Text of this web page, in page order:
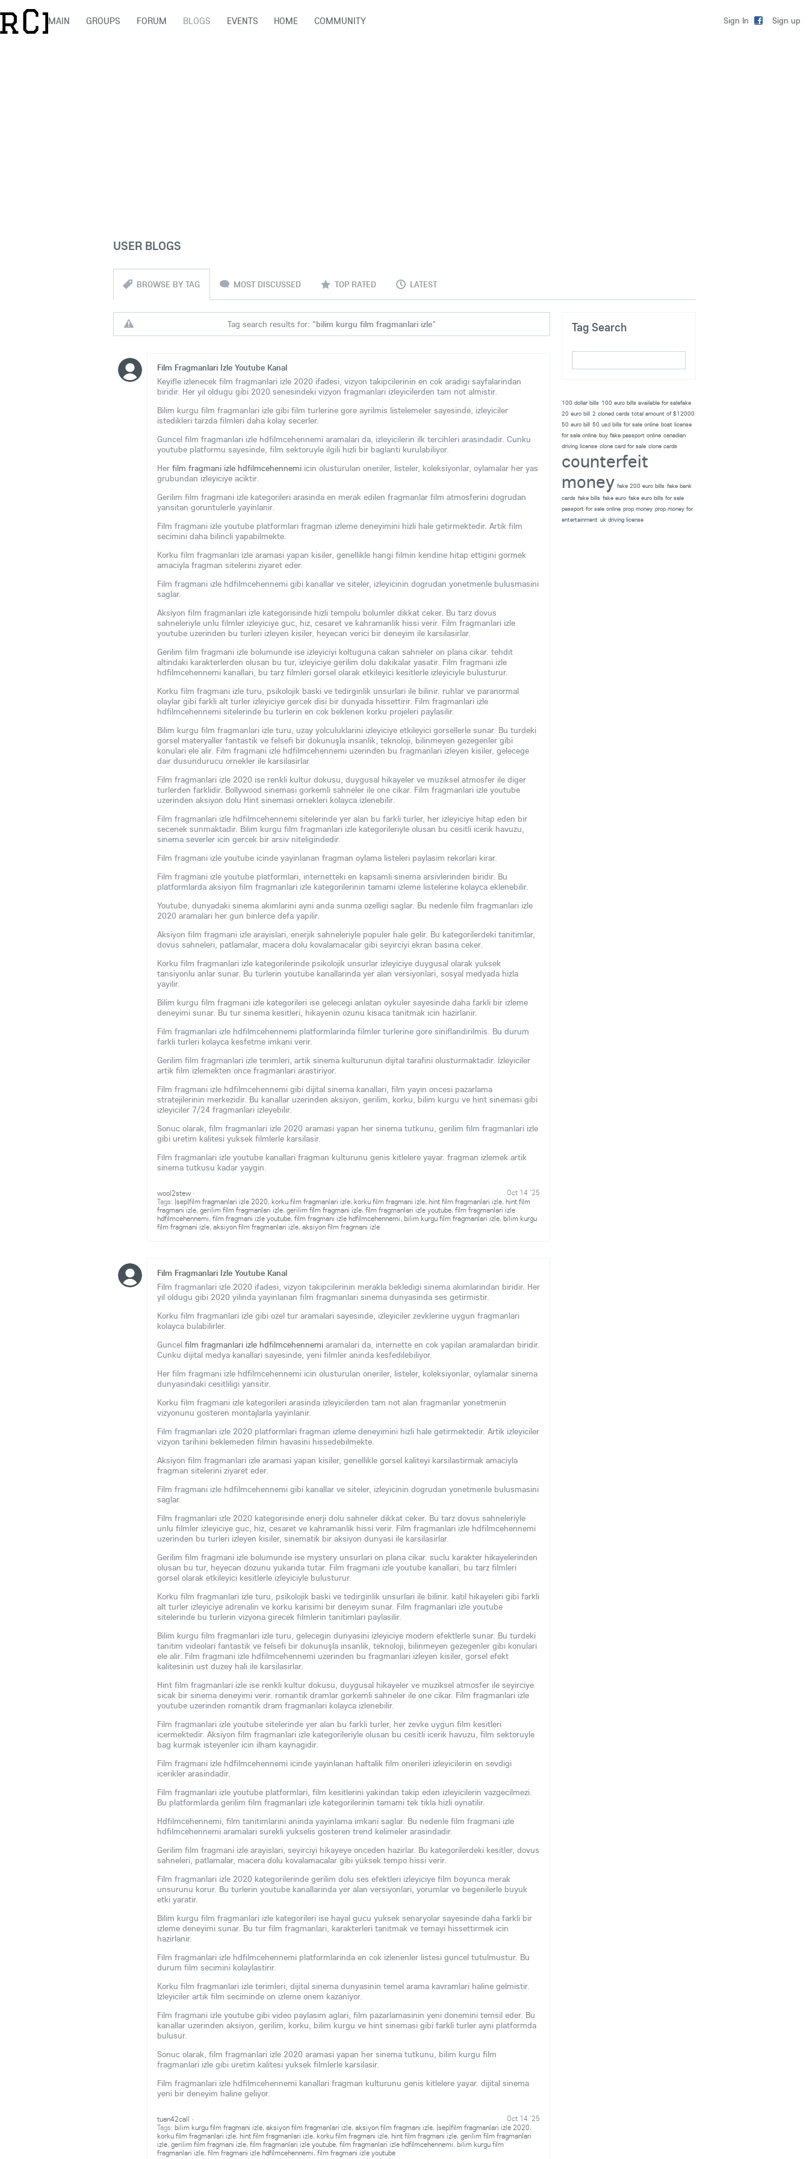
Sign In Sign up
MAIN GROUPS FORUM BLOGS EVENTS HOME COMMUNITY
USER BLOGS
BROWSE BY TAG MOST DISCUSSED TOP RATED LATEST
Tag search results for: "bilim kurgu film fragmanlari izle"
Film Fragmanlari Izle Youtube Kanal
Keyifle izlenecek film fragmanlari izle 2020 ifadesi, vizyon takipcilerinin en cok aradigi sayfalarindan
biridir. Her yil oldugu gibi 2020 senesindeki vizyon fragmanlari izleyicilerden tam not almistir.
Bilim kurgu film fragmanlari izle gibi film turlerine gore ayrilmis listelemeler sayesinde, izleyiciler
istedikleri tarzda filmleri daha kolay secerler.
Guncel film fragmanlari izle hdfilmcehennemi aramalari da, izleyicilerin ilk tercihleri arasindadir. Cunku
youtube platformu sayesinde, film sektoruyle ilgili hizli bir baglanti kurulabiliyor.
Her film fragmani izle hdfilmcehennemi icin olusturulan oneriler, listeler, koleksiyonlar, oylamalar her yas
grubundan izleyiciye aciktir.
Gerilim film fragmani izle kategorileri arasinda en merak edilen fragmanlar film atmosferini dogrudan
yansitan goruntulerle yayinlanir.
Film fragmani izle youtube platformlari fragman izleme deneyimini hizli hale getirmektedir. Artik film
secimini daha bilincli yapabilmekte.
Korku film fragmanlari izle aramasi yapan kisiler, genellikle hangi filmin kendine hitap ettigini gormek
amaciyla fragman sitelerini ziyaret eder.
Film fragmani izle hdfilmcehennemi gibi kanallar ve siteler, izleyicinin dogrudan yonetmenle bulusmasini
saglar.
Aksiyon film fragmanlari izle kategorisinde hizli tempolu bolumler dikkat ceker. Bu tarz dovus
sahneleriyle unlu filmler izleyiciye guc, hiz, cesaret ve kahramanlik hissi verir. Film fragmanlari izle
youtube uzerinden bu turleri izleyen kisiler, heyecan verici bir deneyim ile karsilasirlar.
Gerilim film fragmani izle bolumunde ise izleyiciyi koltuguna cakan sahneler on plana cikar. tehdit
altindaki karakterlerden olusan bu tur, izleyiciye gerilim dolu dakikalar yasatir. Film fragmani izle
hdfilmcehennemi kanallari, bu tarz filmleri gorsel olarak etkileyici kesitlerle izleyiciyle bulusturur.
Korku film fragmani izle turu, psikolojik baski ve tedirginlik unsurlari ile bilinir. ruhlar ve paranormal
olaylar gibi farkli alt turler izleyiciye gercek disi bir dunyada hissettirir. Film fragmanlari izle
hdfilmcehennemi sitelerinde bu turlerin en cok beklenen korku projeleri paylasilir.
Bilim kurgu film fragmanlari izle turu, uzay yolculuklarini izleyiciye etkileyici gorsellerle sunar. Bu turdeki
gorsel materyaller fantastik ve felsefi bir dokunuşla insanlik, teknoloji, bilinmeyen gezegenler gibi
konulari ele alir. Film fragmani izle hdfilmcehennemi uzerinden bu fragmanlari izleyen kisiler, gelecege
dair dusundurucu ornekler ile karsilasirlar.
Film fragmanlari izle 2020 ise renkli kultur dokusu, duygusal hikayeler ve muziksel atmosfer ile diger
turlerden farklidir. Bollywood sinemasi gorkemli sahneler ile one cikar. Film fragmanlari izle youtube
uzerinden aksiyon dolu Hint sinemasi ornekleri kolayca izlenebilir.
Film fragmanlari izle hdfilmcehennemi sitelerinde yer alan bu farkli turler, her izleyiciye hitap eden bir
secenek sunmaktadir. Bilim kurgu film fragmanlari izle kategorileriyle olusan bu cesitli icerik havuzu,
sinema severler icin gercek bir arsiv niteligindedir.
Film fragmani izle youtube icinde yayinlanan fragman oylama listeleri paylasim rekorlari kirar.
Film fragmani izle youtube platformlari, internetteki en kapsamli sinema arsivlerinden biridir. Bu
platformlarda aksiyon film fragmanlari izle kategorilerinin tamami izleme listelerine kolayca eklenebilir.
Youtube, dunyadaki sinema akimlarini ayni anda sunma ozelligi saglar. Bu nedenle film fragmanlari izle
2020 aramalari her gun binlerce defa yapilir.
Aksiyon film fragmani izle arayislari, enerjik sahneleriyle populer hale gelir. Bu kategorilerdeki tanitimlar,
dovus sahneleri, patlamalar, macera dolu kovalamacalar gibi seyirciyi ekran basina ceker.
Korku film fragmanlari izle kategorilerinde psikolojik unsurlar izleyiciye duygusal olarak yuksek
tansiyonlu anlar sunar. Bu turlerin youtube kanallarinda yer alan versiyonlari, sosyal medyada hizla
yayilir.
Bilim kurgu film fragmani izle kategorileri ise gelecegi anlatan oykuler sayesinde daha farkli bir izleme
deneyimi sunar. Bu tur sinema kesitleri, hikayenin ozunu kisaca tanitmak icin hazirlanir.
Film fragmanlari izle hdfilmcehennemi platformlarinda filmler turlerine gore siniflandirilmis. Bu durum
farkli turleri kolayca kesfetme imkani verir.
Gerilim film fragmanlari izle terimleri, artik sinema kulturunun dijital tarafini olusturmaktadir. Izleyiciler
artik film izlemekten once fragmanlari arastiriyor.
Film fragmani izle hdfilmcehennemi gibi dijital sinema kanallari, film yayin oncesi pazarlama
stratejilerinin merkezidir. Bu kanallar uzerinden aksiyon, gerilim, korku, bilim kurgu ve hint sinemasi gibi
izleyiciler 7/24 fragmanlari izleyebilir.
Sonuc olarak, film fragmanlari izle 2020 aramasi yapan her sinema tutkunu, gerilim film fragmanlari izle
gibi uretim kalitesi yuksek filmlerle karsilasir.
Film fragmanlari izle youtube kanallari fragman kulturunu genis kitlelere yayar. fragman izlemek artik
sinema tutkusu kadar yaygin.
wool2stew Oct 14 '25
·
Tags: |sep|film fragmanlari izle 2020, korku film fragmanlari izle, korku film fragmani izle, hint film fragmanlari izle, hint film
fragmani izle, gerilim film fragmanlari izle, gerilim film fragmani izle, film fragmanlari izle youtube, film fragmanlari izle
hdfilmcehennemi, film fragmani izle youtube, film fragmani izle hdfilmcehennemi, bilim kurgu film fragmanlari izle, bilim kurgu
film fragmani izle, aksiyon film fragmanlari izle, aksiyon film fragmani izle
Film Fragmanlari Izle Youtube Kanal
Film fragmanlari izle 2020 ifadesi, vizyon takipcilerinin merakla bekledigi sinema akimlarindan biridir. Her
yil oldugu gibi 2020 yilinda yayinlanan film fragmanlari sinema dunyasinda ses getirmistir.
Korku film fragmanlari izle gibi ozel tur aramalari sayesinde, izleyiciler zevklerine uygun fragmanlari
kolayca bulabilirler.
Guncel film fragmanlari izle hdfilmcehennemi aramalari da, internette en cok yapilan aramalardan biridir.
Cunku dijital medya kanallari sayesinde, yeni filmler aninda kesfedilebiliyor.
Her film fragmani izle hdfilmcehennemi icin olusturulan oneriler, listeler, koleksiyonlar, oylamalar sinema
dunyasindaki cesitliligi yansitir.
Korku film fragmani izle kategorileri arasinda izleyicilerden tam not alan fragmanlar yonetmenin
vizyonunu gosteren montajlarla yayinlanir.
Film fragmanlari izle 2020 platformlari fragman izleme deneyimini hizli hale getirmektedir. Artik izleyiciler
vizyon tarihini beklemeden filmin havasini hissedebilmekte.
Aksiyon film fragmanlari izle aramasi yapan kisiler, genellikle gorsel kaliteyi karsilastirmak amaciyla
fragman sitelerini ziyaret eder.
Film fragmani izle hdfilmcehennemi gibi kanallar ve siteler, izleyicinin dogrudan yonetmenle bulusmasini
saglar.
Film fragmanlari izle 2020 kategorisinde enerji dolu sahneler dikkat ceker. Bu tarz dovus sahneleriyle
unlu filmler izleyiciye guc, hiz, cesaret ve kahramanlik hissi verir. Film fragmanlari izle hdfilmcehennemi
uzerinden bu turleri izleyen kisiler, sinematik bir aksiyon dunyasi ile karsilasirlar.
Gerilim film fragmani izle bolumunde ise mystery unsurlari on plana cikar. suclu karakter hikayelerinden
olusan bu tur, heyecan dozunu yukarida tutar. Film fragmani izle youtube kanallari, bu tarz filmleri
gorsel olarak etkileyici kesitlerle izleyiciyle bulusturur.
Korku film fragmanlari izle turu, psikolojik baski ve tedirginlik unsurlari ile bilinir. katil hikayeleri gibi farkli
alt turler izleyiciye adrenalin ve korku karisimi bir deneyim sunar. Film fragmanlari izle youtube
sitelerinde bu turlerin vizyona girecek filmlerin tanitimlari paylasilir.
Bilim kurgu film fragmanlari izle turu, gelecegin dunyasini izleyiciye modern efektlerle sunar. Bu turdeki
tanitim videolari fantastik ve felsefi bir dokunuşla insanlik, teknoloji, bilinmeyen gezegenler gibi konulari
ele alir. Film fragmani izle hdfilmcehennemi uzerinden bu fragmanlari izleyen kisiler, gorsel efekt
kalitesinin ust duzey hali ile karsilasirlar.
Hint film fragmanlari izle ise renkli kultur dokusu, duygusal hikayeler ve muziksel atmosfer ile seyirciye
sicak bir sinema deneyimi verir. romantik dramlar gorkemli sahneler ile one cikar. Film fragmanlari izle
youtube uzerinden romantik dram fragmanlari kolayca izlenebilir.
Film fragmanlari izle youtube sitelerinde yer alan bu farkli turler, her zevke uygun film kesitleri
icermektedir. Aksiyon film fragmanlari izle kategorileriyle olusan bu cesitli icerik havuzu, film sektoruyle
bag kurmak isteyenler icin ilham kaynagidir.
Film fragmani izle hdfilmcehennemi icinde yayinlanan haftalik film onerileri izleyicilerin en sevdigi
icerikler arasindadir.
Film fragmanlari izle youtube platformlari, film kesitlerini yakindan takip eden izleyicilerin vazgecilmezi.
Bu platformlarda gerilim film fragmanlari izle kategorilerinin tamami tek tikla hizli oynatilir.
Hdfilmcehennemi, film tanitimlarini aninda yayinlama imkani saglar. Bu nedenle film fragmani izle
hdfilmcehennemi aramalari surekli yukselis gosteren trend kelimeler arasindadir.
Gerilim film fragmani izle arayislari, seyirciyi hikayeye onceden hazirlar. Bu kategorilerdeki kesitler, dovus
sahneleri, patlamalar, macera dolu kovalamacalar gibi yüksek tempo hissi verir.
Film fragmanlari izle 2020 kategorilerinde gerilim dolu ses efektleri izleyiciye film boyunca merak
unsurunu korur. Bu turlerin youtube kanallarinda yer alan versiyonlari, yorumlar ve begenilerle buyuk
etki yaratir.
Bilim kurgu film fragmanlari izle kategorileri ise hayal gucu yuksek senaryolar sayesinde daha farkli bir
izleme deneyimi sunar. Bu tur film fragmanlari, karakterleri tanitmak ve temayi hissettirmek icin
hazirlanir.
Film fragmanlari izle hdfilmcehennemi platformlarinda en cok izlenenler listesi guncel tutulmustur. Bu
durum film secimini kolaylastirir.
Korku film fragmanlari izle terimleri, dijital sinema dunyasinin temel arama kavramlari haline gelmistir.
Izleyiciler artik film seciminde on izleme onem kazaniyor.
Film fragmani izle youtube gibi video paylasim aglari, film pazarlamasinin yeni donemini temsil eder. Bu
kanallar uzerinden aksiyon, gerilim, korku, bilim kurgu ve hint sinemasi gibi farkli turler ayni platformda
bulusur.
Sonuc olarak, film fragmanlari izle 2020 aramasi yapan her sinema tutkunu, bilim kurgu film
fragmanlari izle gibi uretim kalitesi yuksek filmlerle karsilasir.
Film fragmanlari izle hdfilmcehennemi kanallari fragman kulturunu genis kitlelere yayar. dijital sinema
yeni bir deneyim haline geliyor.
tuan42call Oct 14 '25
·
Tags: bilim kurgu film fragmani izle, aksiyon film fragmanlari izle, aksiyon film fragmani izle, |sep|film fragmanlari izle 2020,
korku film fragmanlari izle, hint film fragmanlari izle, korku film fragmani izle, hint film fragmani izle, gerilim film fragmanlari
izle, gerilim film fragmani izle, film fragmanlari izle youtube, film fragmanlari izle hdfilmcehennemi, bilim kurgu film
fragmanlari izle, film fragmani izle hdfilmcehennemi, film fragmani izle youtube
Tag Search
100 dollar bills 100 euro bills available for salefake
20 euro bill 2 cloned cards total amount of $12000
50 euro bill 50 usd bills for sale online boat license
for sale online buy fake passport online canadian
driving license clone card for sale clone cards
counterfeit
money fake 200 euro bills fake bank
cards fake bills fake euro fake euro bills for sale
passport for sale online prop money prop money for
entertainment uk driving license